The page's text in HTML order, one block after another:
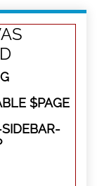
$PAGE